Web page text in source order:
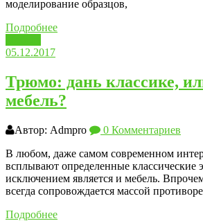
моделирование образцов,
Подробнее
05.12.2017
Трюмо: дань классике,
мебель?
Автор: Admpro
0 Комментариев
В любом, даже самом современном
всплывают определенные классические
исключением является и мебель.
всегда сопровождается массой
Подробнее